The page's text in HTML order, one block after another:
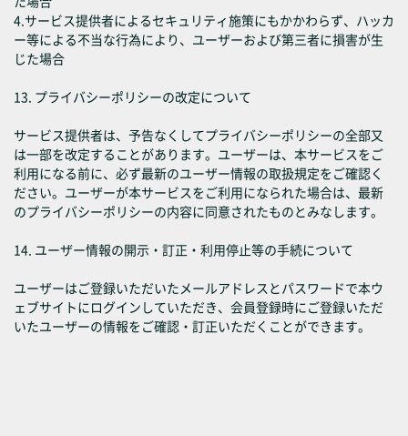
4.サービス提供者によるセキュリティ施策にもかかわらず、ハッカ
ー等による不当な行為により、ユーザーおよび第三者に損害が生
じた場合
13. プライバシーポリシーの改定について
サービス提供者は、予告なくしてプライバシーポリシーの全部又
は一部を改定することがあります。ユーザーは、本サービスをご
利用になる前に、必ず最新のユーザー情報の取扱規定をご確認く
ださい。ユーザーが本サービスをご利用になられた場合は、最新
のプライバシーポリシーの内容に同意されたものとみなします。
14. ユーザー情報の開示・訂正・利用停止等の手続について
ユーザーはご登録いただいたメールアドレスとパスワードで本ウ
ェブサイトにログインしていただき、会員登録時にご登録いただ
いたユーザーの情報をご確認・訂正いただくことができます。